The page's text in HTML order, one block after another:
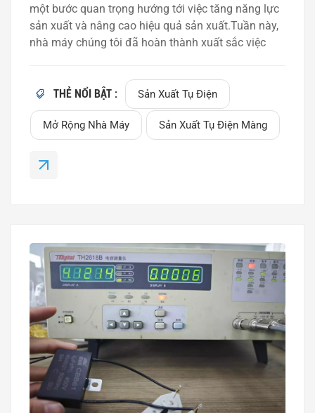
một bước quan trọng hướng tới việc tăng năng lực
sản xuất và nâng cao hiệu quả sản xuất.Tuần này,
nhà máy chúng tôi đã hoàn thành xuất sắc việc
cuộn phim Và máy phun kim loại trên tầng ba của
nhà máy sản xuất của chúng tôi. Các dây chuyền
sản xuất mới này sẽ tăng cường hơn nữa khả năng
sản xuất tụ khởi động động cơ chất lượng cao của
chúng tôi, bao gồm Các tụ điện CBB60, CBB61,
CBB65 và CD60đồng thời rút ngắn thời gian giao
chính xác cao đảm bảo tính nhất quán...
THẺ NỔI BẬT : Sản Xuất Tụ Điện
Mở Rộng Nhà Máy Sản Xuất Tụ Điện Màng